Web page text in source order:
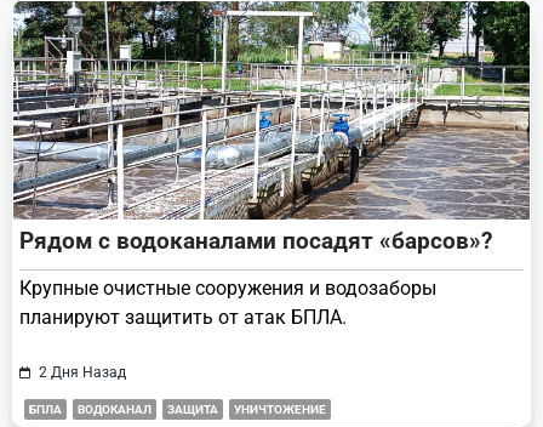
Рядом с водоканалами посадят «барсов»?
Крупные очистные сооружения и водозаборы
планируют защитить от атак БПЛА.
2 Дня Назад
БПЛА ВОДОКАНАЛ ЗАЩИТА УНИЧТОЖЕНИЕ